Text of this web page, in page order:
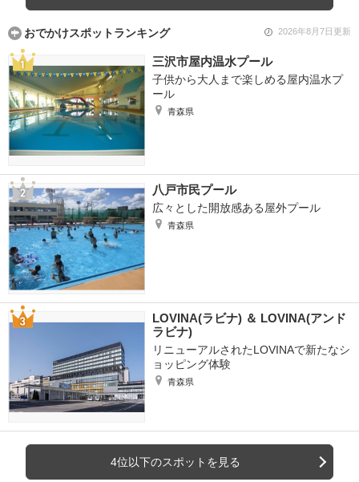
おでかけスポットランキング 2026年8月7日更新
三沢市屋内温水プール
子供から大人まで楽しめる屋内温水プ
ール
青森県
八戸市民プール
広々とした開放感ある屋外プール
青森県
LOVINA(ラビナ) ＆ LOVINA(アンド
ラビナ)
リニューアルされたLOVINAで新たなシ
ョッピング体験
青森県
4位以下のスポットを見る